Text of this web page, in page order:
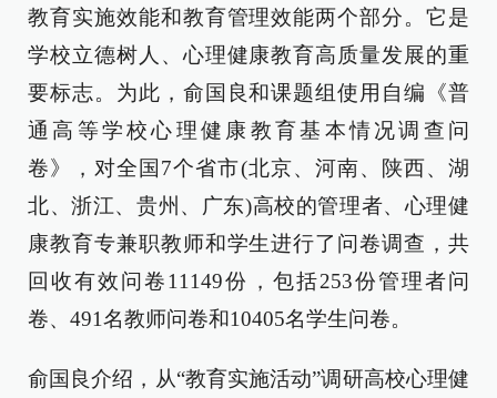
教育实施效能和教育管理效能两个部分。它是
学校立德树人、心理健康教育高质量发展的重
要标志。为此，俞国良和课题组使用自编《普
通高等学校心理健康教育基本情况调查问
卷》，对全国7个省市(北京、河南、陕西、湖
北、浙江、贵州、广东)高校的管理者、心理健
康教育专兼职教师和学生进行了问卷调查，共
回收有效问卷11149份，包括253份管理者问
卷、491名教师问卷和10405名学生问卷。
俞国良介绍，从“教育实施活动”调研高校心理健